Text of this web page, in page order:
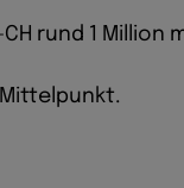
rund 1 Million